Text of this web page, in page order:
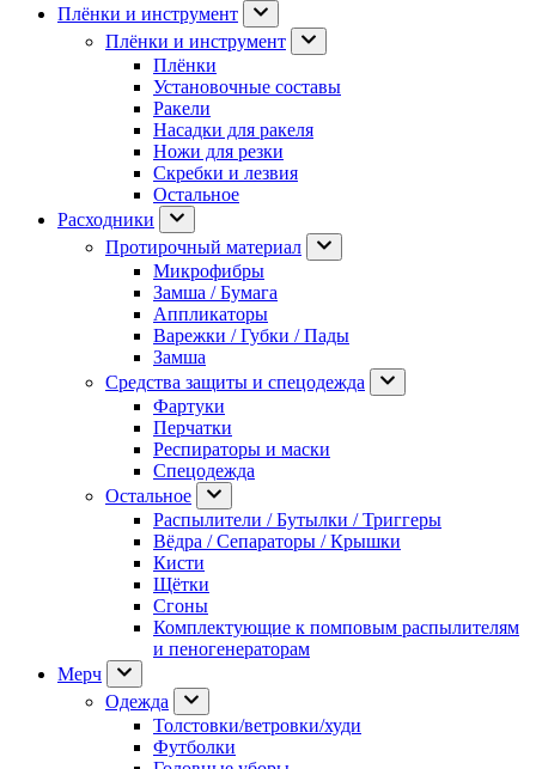
Плёнки и инструмент
Плёнки и инструмент
Плёнки
Установочные составы
Ракели
Насадки для ракеля
Ножи для резки
Скребки и лезвия
Остальное
Расходники
Протирочный материал
Микрофибры
Замша / Бумага
Аппликаторы
Варежки / Губки / Пады
Замша
Средства защиты и спецодежда
Фартуки
Перчатки
Респираторы и маски
Спецодежда
Остальное
Распылители / Бутылки / Триггеры
Вёдра / Сепараторы / Крышки
Кисти
Щётки
Сгоны
Комплектующие к помповым распылителям
и пеногенераторам
Мерч
Одежда
Толстовки/ветровки/худи
Футболки